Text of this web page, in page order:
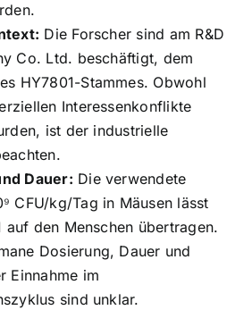
Die Forscher sind am R&D
Co. Ltd. beschäftigt, dem
HY7801-Stammes. Obwohl
Interessenkonflikte
ist der industrielle
Dauer: Die verwendete
CFU/kg/Tag in Mäusen lässt
auf den Menschen übertragen.
Dosierung, Dauer und
Einnahme im
sind unklar.